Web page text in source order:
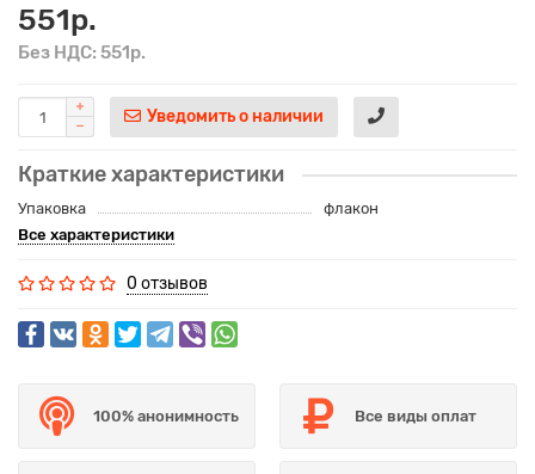
551р.
Без НДС: 551р.
Уведомить о наличии
Краткие характеристики
Упаковка
флакон
Все характеристики
0 отзывов
100% анонимность Все виды оплат